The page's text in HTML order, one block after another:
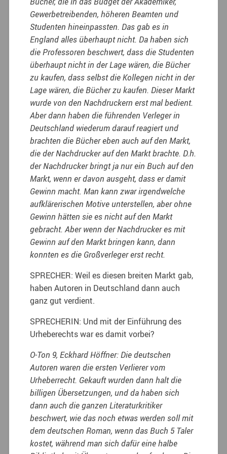
Gewerbetreibenden, höheren Beamten und
Studenten hineinpassten. Das gab es in
England alles überhaupt nicht. Da haben sich
die Professoren beschwert, dass die Studenten
überhaupt nicht in der Lage wären, die Bücher
zu kaufen, dass selbst die Kollegen nicht in der
Lage wären, die Bücher zu kaufen. Dieser Markt
wurde von den Nachdruckern erst mal bedient.
Aber dann haben die führenden Verleger in
Deutschland wiederum darauf reagiert und
brachten die Bücher eben auch auf den Markt,
die der Nachdrucker auf den Markt brachte. D.h.
der Nachdrucker bringt ja nur ein Buch auf den
Markt, wenn er davon ausgeht, dass er damit
Gewinn macht. Man kann zwar irgendwelche
aufklärerischen Motive unterstellen, aber ohne
Gewinn hätten sie es nicht auf den Markt
gebracht. Aber wenn der Nachdrucker es mit
Gewinn auf den Markt bringen kann, dann
konnten es die Großverleger erst recht.
SPRECHER: Weil es diesen breiten Markt gab,
haben Autoren in Deutschland dann auch
ganz gut verdient.
SPRECHERIN: Und mit der Einführung des
Urheberechts war es damit vorbei?
O-Ton 9, Eckhard Höffner: Die deutschen
Autoren waren die ersten Verlierer vom
Urheberrecht. Gekauft wurden dann halt die
billigen Übersetzungen, und da haben sich
dann auch die ganzen Literaturkritiker
beschwert, wie das noch etwas werden soll mit
dem deutschen Roman, wenn das Buch 5 Taler
kostet, während man sich dafür eine halbe